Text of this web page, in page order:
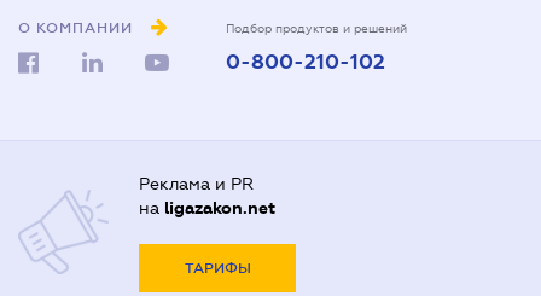
О КОМПАНИИ Подбор продуктов и решений
0-800-210-102
Реклама и PR
на ligazakon.net
ТАРИФЫ